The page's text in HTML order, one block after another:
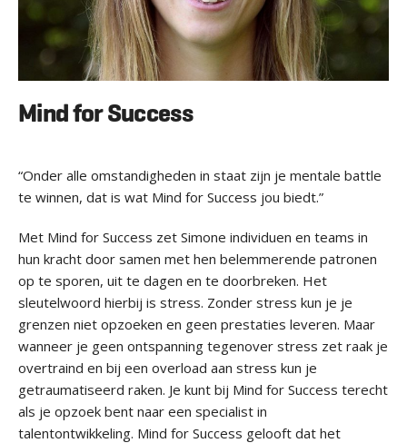
Mind for Success
“Onder alle omstandigheden in staat zijn je mentale battle
te winnen, dat is wat Mind for Success jou biedt.”
Met Mind for Success zet Simone individuen en teams in
hun kracht door samen met hen belemmerende patronen
op te sporen, uit te dagen en te doorbreken. Het
sleutelwoord hierbij is stress. Zonder stress kun je je
grenzen niet opzoeken en geen prestaties leveren. Maar
wanneer je geen ontspanning tegenover stress zet raak je
overtraind en bij een overload aan stress kun je
getraumatiseerd raken. Je kunt bij Mind for Success terecht
als je opzoek bent naar een specialist in
talentontwikkeling. Mind for Success gelooft dat het